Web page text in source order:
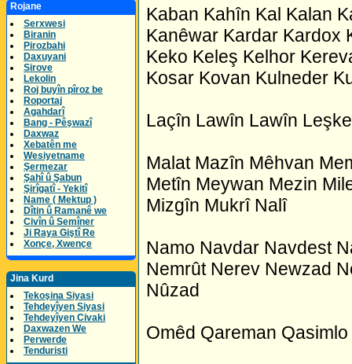
Rojane
Serxwesi
Biranin
Pirozbahi
Daxuyani
Sirove
Lekolin
Roj buyîn pîroz be
Roportaj
Agahdarî
Bang - Pêşwazî
Daxwaz
Xebatên me
Wesiyetname
Şermezar
Şahî û Şabun
Şirîgatî - Yekitî
Name ( Mektup )
Dîtin û Ramanê we
Civîn û Semîner
Ji Raya Giştî Re
Xonçe, Xwençe
Jina Kurd
Tekoşina Siyasi
Tehdeyîyen Siyasi
Tehdeyîyen Civaki
Daxwazen We
Perwerde
Tenduristi
Kaban Kahîn Kal Kalan
Kanêwar Kardar Kardox
Keko Keleş Kelhor
Kosar Kovan Kulneder
Laçîn Lawîn Lawîn
Malat Mazîn Mêhvan
Metîn Meywan Mezin
Mizgîn Mukrî Nalî
Namo Navdar Navdest
Nemrût Nerev Newzad
Nûzad
Omêd Qareman